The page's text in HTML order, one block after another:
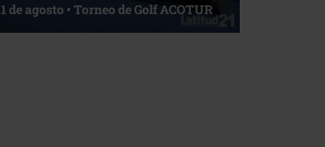
1 de agosto • Torneo de Golf ACOTUR